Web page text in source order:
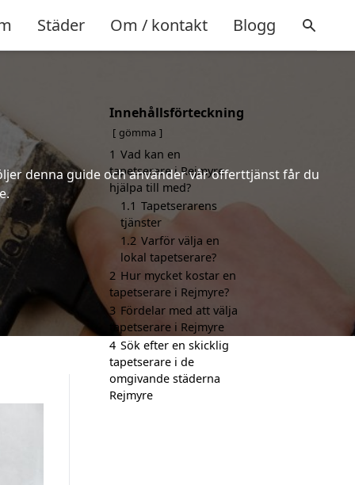
Städer Om / kontakt Blogg
denna guide och använder vår offerttjänst får du
Innehållsförteckning
gömma
1 Vad kan en
tapetserare i Rejmyre
hjälpa till med?
1.1 Tapetserarens
tjänster
1.2 Varför välja en
lokal tapetserare?
2 Hur mycket kostar en
tapetserare i Rejmyre?
3 Fördelar med att välja
tapetserare i Rejmyre
4 Sök efter en skicklig
tapetserare i de
omgivande städerna
Rejmyre